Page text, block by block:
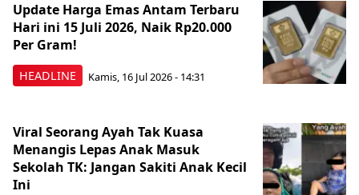
HEADLINE
Update Harga Emas Antam Terbaru
Hari ini 15 Juli 2026, Naik Rp20.000
Per Gram!
Kamis, 16 Jul 2026 - 14:31
Viral Seorang Ayah Tak Kuasa
Menangis Lepas Anak Masuk
Sekolah TK: Jangan Sakiti Anak Kecil
Ini